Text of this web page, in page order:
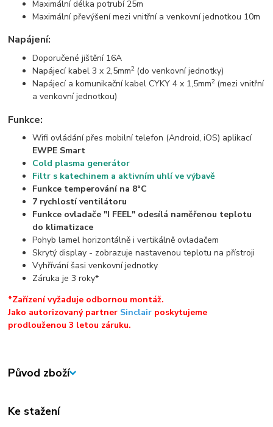
Maximální délka potrubí 25m
Maximální převýšení mezi vnitřní a venkovní jednotkou 10m
Napájení:
Doporučené jištění 16A
Napájecí kabel 3 x 2,5mm2 (do venkovní jednotky)
Napájecí a komunikační kabel CYKY 4 x 1,5mm2 (mezi vnitřní
a venkovní jednotkou)
Funkce:
Wifi ovládání přes mobilní telefon (Android, iOS) aplikací
EWPE Smart
Cold plasma generátor
Filtr s katechinem a aktivním uhlí ve výbavě
Funkce temperování na 8°C
7 rychlostí ventilátoru
Funkce ovladače "I FEEL" odesílá naměřenou teplotu
do klimatizace
Pohyb lamel horizontálně i vertikálně ovladačem
Skrytý display - zobrazuje nastavenou teplotu na přístroji
Vyhřívání šasi venkovní jednotky
Záruka je 3 roky*
*Zařízení vyžaduje odbornou montáž.
Jako autorizovaný partner Sinclair poskytujeme
prodlouženou 3 letou záruku.
Původ zboží
Ke stažení